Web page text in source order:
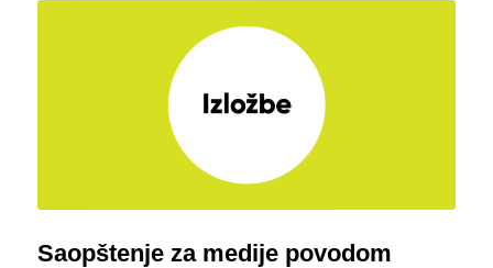
Saopštenje za medije povodom